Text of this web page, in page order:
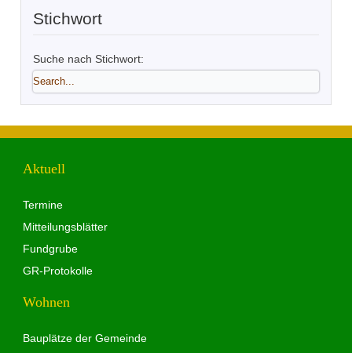
Stichwort
Suche nach Stichwort:
Aktuell
Termine
Mitteilungsblätter
Fundgrube
GR-Protokolle
Wohnen
Bauplätze der Gemeinde